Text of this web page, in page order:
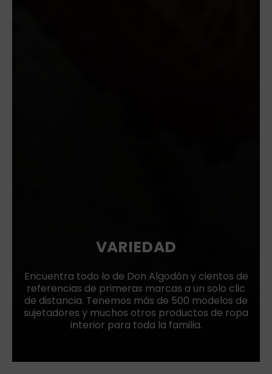
VARIEDAD
Encuentra todo lo de Don Algodón y cientos de
referencias de primeras marcas a un solo clic
de distancia. Tenemos más de 500 modelos de
sujetadores y muchos otros productos de ropa
interior para toda la familia.